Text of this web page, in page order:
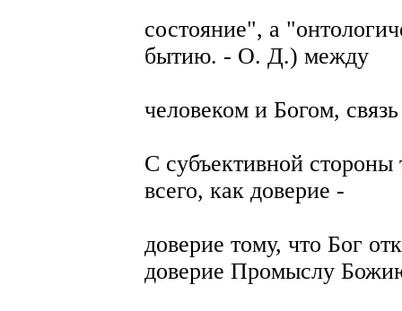
состояние", а
бытию. - О. Д.) между
человеком и Богом,
С субъективной стороны
всего, как доверие -
доверие тому, что Бог
доверие Промыслу